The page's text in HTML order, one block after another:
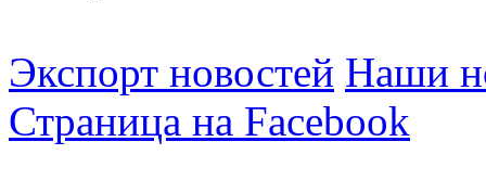
Экспорт новостей Наши
Страница на Facebook